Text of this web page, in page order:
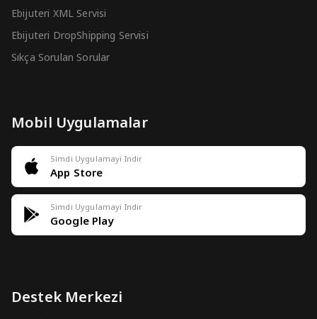
Ebijuteri XML Servisi
Ebijuteri DropShipping Servisi
Sıkça Sorulan Sorular
Mobil Uygulamalar
Simdi Uygulamayi Indir
App Store
Simdi Uygulamayi Indir
Google Play
Destek Merkezi